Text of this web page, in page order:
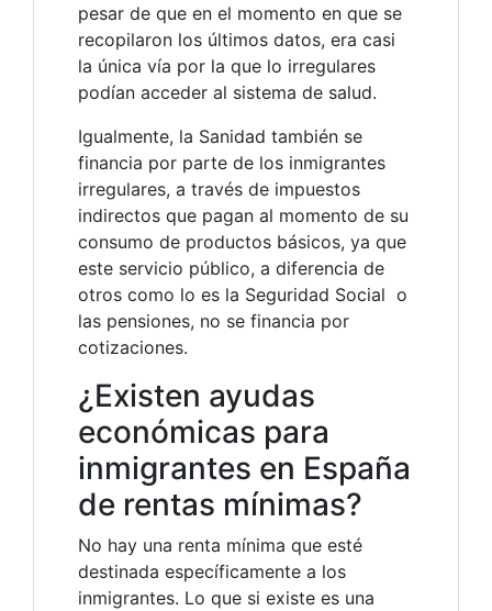
pesar de que en el momento en que se
recopilaron los últimos datos, era casi
la única vía por la que lo irregulares
podían acceder al sistema de salud.
Igualmente, la Sanidad también se
financia por parte de los inmigrantes
irregulares, a través de impuestos
indirectos que pagan al momento de su
consumo de productos básicos, ya que
este servicio público, a diferencia de
otros como lo es la Seguridad Social o
las pensiones, no se financia por
cotizaciones.
¿Existen ayudas
económicas para
inmigrantes en España
de rentas mínimas?
No hay una renta mínima que esté
destinada específicamente a los
inmigrantes. Lo que si existe es una